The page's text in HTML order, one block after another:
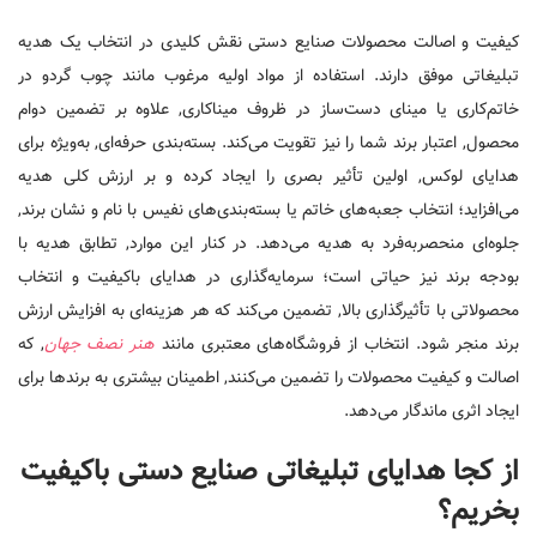
کیفیت و اصالت محصولات صنایع دستی نقش کلیدی در انتخاب یک هدیه
تبلیغاتی موفق دارند. استفاده از مواد اولیه مرغوب مانند چوب گردو در
خاتم‌کاری یا مینای دست‌ساز در ظروف میناکاری, علاوه بر تضمین دوام
محصول, اعتبار برند شما را نیز تقویت می‌کند. بسته‌بندی حرفه‌ای, به‌ویژه برای
هدایای لوکس, اولین تأثیر بصری را ایجاد کرده و بر ارزش کلی هدیه
می‌افزاید؛ انتخاب جعبه‌های خاتم یا بسته‌بندی‌های نفیس با نام و نشان برند,
جلوه‌ای منحصر‌به‌فرد به هدیه می‌دهد. در کنار این موارد, تطابق هدیه با
بودجه برند نیز حیاتی است؛ سرمایه‌گذاری در هدایای باکیفیت و انتخاب
محصولاتی با تأثیرگذاری بالا, تضمین می‌کند که هر هزینه‌ای به افزایش ارزش
برند منجر شود. انتخاب از فروشگاه‌های معتبری مانند هنر نصف جهان, که
اصالت و کیفیت محصولات را تضمین می‌کنند, اطمینان بیشتری به برندها برای
ایجاد اثری ماندگار می‌دهد.
از کجا هدایای تبلیغاتی صنایع دستی باکیفیت
بخریم؟